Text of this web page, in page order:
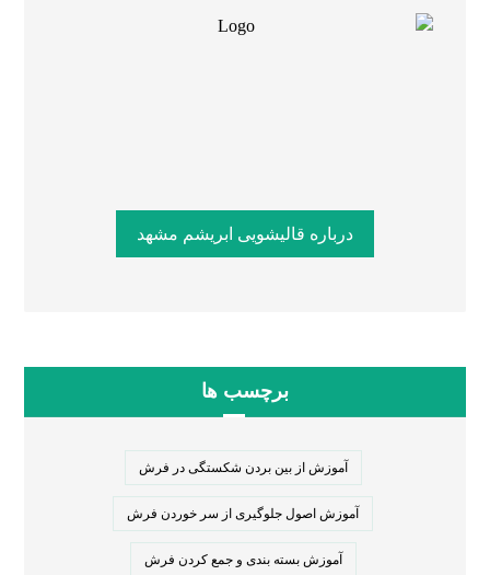
درباره قالیشویی ابریشم مشهد
برچسب ها
آموزش از بین بردن شکستگی در فرش
آموزش اصول جلوگیری از سر خوردن فرش
آموزش بسته بندی و جمع کردن فرش